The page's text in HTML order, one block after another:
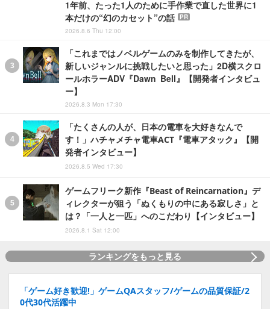
1年前、たった1人のために手作業で直した世界に1
本だけの“幻のカセット”の話
PR
2026.8.6 Thu 12:00
「これまではノベルゲームのみを制作してきたが、
新しいジャンルに挑戦したいと思った」2D横スクロ
ールホラーADV『Dawn Bell』【開発者インタビュ
ー】
2026.8.3 Mon 17:30
「たくさんの人が、日本の電車を大好きなんで
す！」ハチャメチャ電車ACT『電車アタック』【開
発者インタビュー】
2026.8.5 Wed 17:30
ゲームフリーク新作『Beast of Reincarnation』デ
ィレクターが狙う「ぬくもりの中にある寂しさ」と
は？「一人と一匹」へのこだわり【インタビュー】
2026.8.1 Sat 12:00
ランキングをもっと見る
「ゲーム好き歓迎!」ゲームQAスタッフ/ゲームの品質保証/2
0代30代活躍中